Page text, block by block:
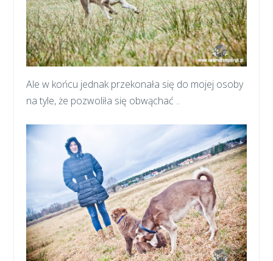
Ale w końcu jednak przekonała się do mojej osoby
na tyle, że pozwoliła się obwąchać ..